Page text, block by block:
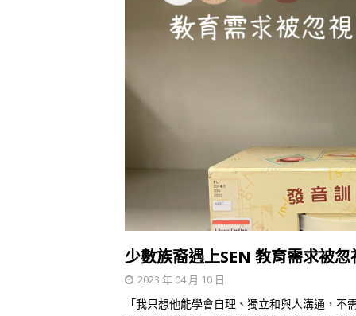
少數族裔遇上SEN 教育需求被忽
2023 年 04 月 10 日
「我只想他能學會自理、獨立和與人溝通，